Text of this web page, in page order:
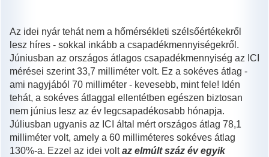
Az idei nyár tehát nem a hőmérsékleti szélsőértékekről
lesz híres - sokkal inkább a csapadékmennyiségekről.
Júniusban az országos átlagos csapadékmennyiség az ICI
mérései szerint 33,7 milliméter volt. Ez a sokéves átlag -
ami nagyjából 70 milliméter - kevesebb, mint fele! Idén
tehát, a sokéves átlaggal ellentétben egészen biztosan
nem június lesz az év legcsapadékosabb hónapja.
Júliusban ugyanis az ICI által mért országos átlag 78,1
milliméter volt, amely a 60 milliméteres sokéves átlag
130%-a. Ezzel az idei voltaz elmúlt száz év egyik